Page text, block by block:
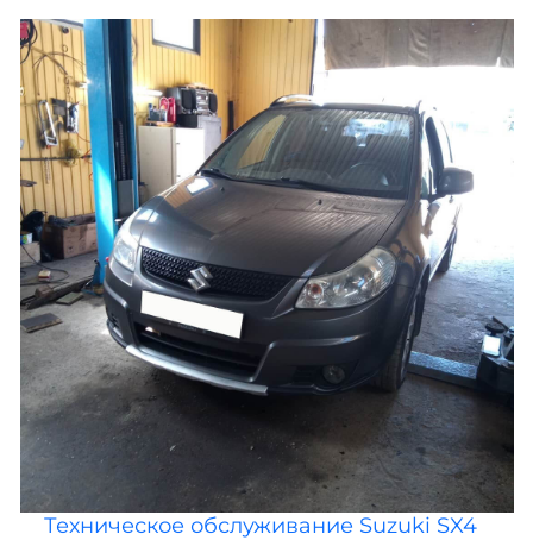
Техническое обслуживание Suzuki SX4